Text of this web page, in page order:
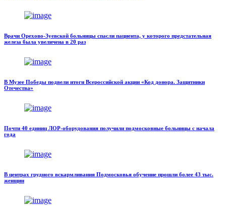
Врачи Орехово-Зуевской больницы спасли пациента, у которого предстательная
железа была увеличена в 20 раз
В Музее Победы подвели итоги Всероссийской акции «Код донора. Защитники
Отечества»
Почти 40 единиц ЛОР-оборудования получили подмосковные больницы с начала
года
В центрах грудного вскармливания Подмосковья обучение прошли более 43 тыс.
женщин